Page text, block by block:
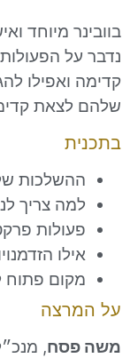
הפעולות
להגדיל
קדימה.
של
צריך לנצח את
פרקטיות
הזדמנויות
פתוח לשאלות